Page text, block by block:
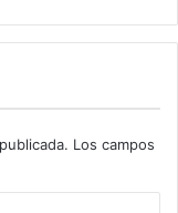
Los campos